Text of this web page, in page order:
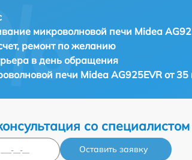
микроволновой печи Midea
ремонт по желанию
в день обращения
печи Midea AG925EVR от 35
со специалистом
Оставить заявку